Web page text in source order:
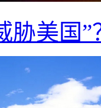
胁美国”